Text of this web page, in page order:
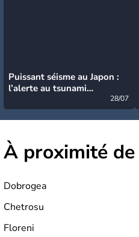
Puissant séisme au Japon :
l’alerte au tsunami
28/07
À proximité de
Dobrogea
Chetrosu
Floreni